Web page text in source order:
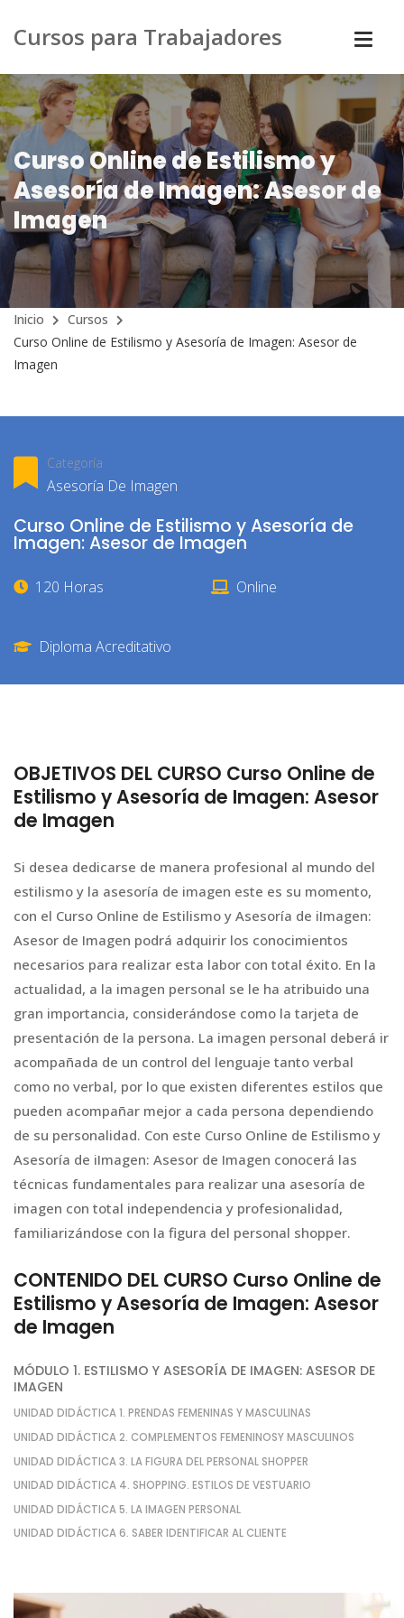
Cursos para Trabajadores
Curso Online de Estilismo y
Asesoría de Imagen: Asesor de
Imagen
Inicio
Cursos
Curso Online de Estilismo y Asesoría de Imagen: Asesor de
Imagen
Categoría
Asesoría De Imagen
Curso Online de Estilismo y Asesoría de
Imagen: Asesor de Imagen
120 Horas Online
Diploma Acreditativo
OBJETIVOS DEL CURSO Curso Online de
Estilismo y Asesoría de Imagen: Asesor
de Imagen
Si desea dedicarse de manera profesional al mundo del
estilismo y la asesoría de imagen este es su momento,
con el Curso Online de Estilismo y Asesoría de iImagen:
Asesor de Imagen podrá adquirir los conocimientos
necesarios para realizar esta labor con total éxito. En la
actualidad, a la imagen personal se le ha atribuido una
gran importancia, considerándose como la tarjeta de
presentación de la persona. La imagen personal deberá ir
acompañada de un control del lenguaje tanto verbal
como no verbal, por lo que existen diferentes estilos que
pueden acompañar mejor a cada persona dependiendo
de su personalidad. Con este Curso Online de Estilismo y
Asesoría de iImagen: Asesor de Imagen conocerá las
técnicas fundamentales para realizar una asesoría de
imagen con total independencia y profesionalidad,
familiarizándose con la figura del personal shopper.
CONTENIDO DEL CURSO Curso Online de
Estilismo y Asesoría de Imagen: Asesor
de Imagen
MÓDULO 1. ESTILISMO Y ASESORÍA DE IMAGEN: ASESOR DE
IMAGEN
UNIDAD DIDÁCTICA 1. PRENDAS FEMENINAS Y MASCULINAS
UNIDAD DIDÁCTICA 2. COMPLEMENTOS FEMENINOSY MASCULINOS
UNIDAD DIDÁCTICA 3. LA FIGURA DEL PERSONAL SHOPPER
UNIDAD DIDÁCTICA 4. SHOPPING. ESTILOS DE VESTUARIO
UNIDAD DIDÁCTICA 5. LA IMAGEN PERSONAL
UNIDAD DIDÁCTICA 6. SABER IDENTIFICAR AL CLIENTE